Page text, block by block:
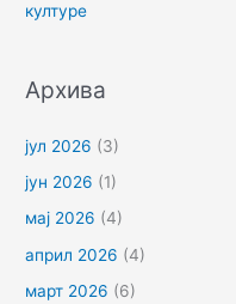
културе
Архива
јул 2026 (3)
јун 2026 (1)
мај 2026 (4)
април 2026 (4)
март 2026 (6)